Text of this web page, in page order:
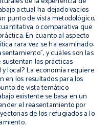
actual ha dejado vacíos
punto de vista metodológico,
o comparativa que
En cuanto al aspecto
rara vez se ha examinado:
y cuáles son las
las prácticas
local? La economía requiere
en los resultados para los
de vista temático
existente se basa en un
el reasentamiento por
de los refugiados a lo